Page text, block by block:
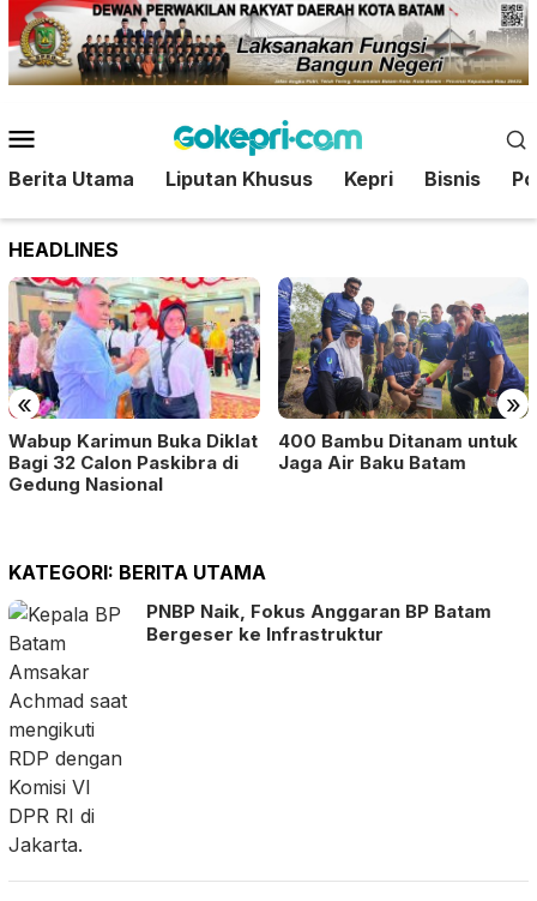
Loncat
ke
konten
Mobile
Berita Utama Liputan Khusus Kepri Bisnis
HEADLINES
« »
Wabup Karimun Buka Diklat
Bagi 32 Calon Paskibra di
Gedung Nasional
400 Bambu Ditanam untuk
Jaga Air Baku Batam
KATEGORI: BERITA UTAMA
PNBP Naik, Fokus Anggaran BP Batam
Bergeser ke Infrastruktur